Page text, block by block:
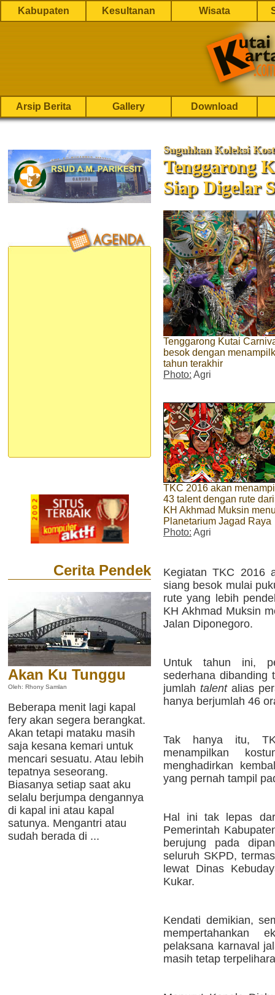
Kabupaten Kesultanan Wisata
Arsip Berita Gallery Download
Cerita Pendek
Akan Ku Tunggu
Oleh: Rhony Samlan
Beberapa menit lagi kapal
fery akan segera berangkat.
Akan tetapi mataku masih
saja kesana kemari untuk
mencari sesuatu. Atau lebih
tepatnya seseorang.
Biasanya setiap saat aku
selalu berjumpa dengannya
di kapal ini atau kapal
satunya. Mengantri atau
sudah berada di ...
Suguhkan Koleksi
Tenggarong
Siap Digelar
Tenggarong Kutai
besok dengan
tahun terakhir
Photo: Agri
TKC 2016 akan
43 talent dengan rute
KH Akhmad Muksin
Planetarium Jagad Raya
Photo: Agri
Kegiatan TKC 2016
siang besok mulai
rute yang lebih
KH Akhmad Muksin
Jalan Diponegoro.
Untuk tahun ini,
sederhana dibanding
jumlahtalentalias
hanya berjumlah 46
Tak hanya itu,
menampilkan
menghadirkan
yang pernah tampil
Hal ini tak lepas
Pemerintah
berujung pada
seluruh SKPD,
lewat Dinas
Kukar.
Kendati demikian,
mempertahankan
pelaksana karnaval
masih tetap